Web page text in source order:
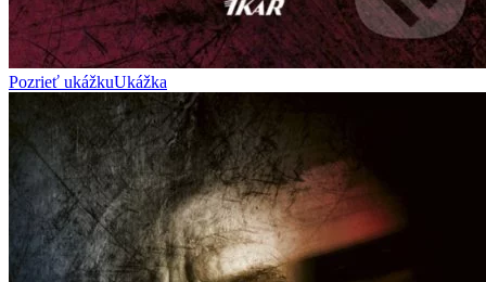
Pozrieť ukážkuUkážka